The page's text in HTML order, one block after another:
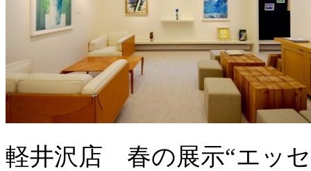
軽井沢店 春の展示“エッ